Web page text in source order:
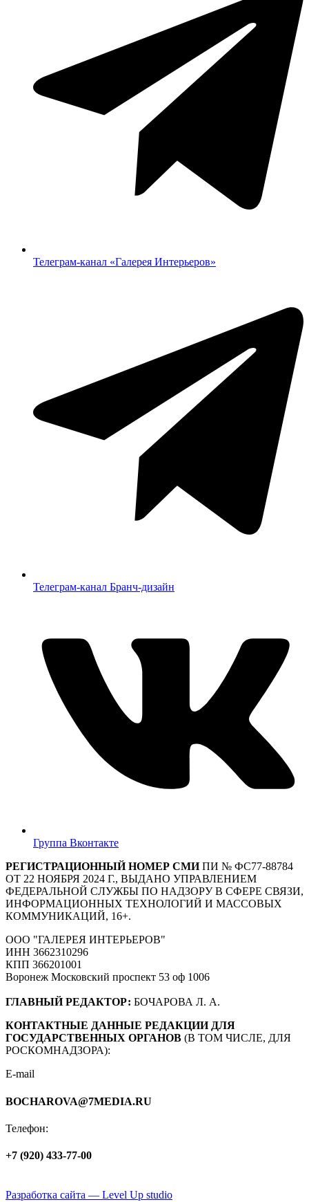
Телеграм-канал «‎Галерея Интерьеров»‎
Телеграм-канал Бранч-дизайн
Группа Вконтакте
РЕГИСТРАЦИОННЫЙ НОМЕР СМИПИ № ФС77-88784
ОТ 22 НОЯБРЯ 2024 Г., ВЫДАНО УПРАВЛЕНИЕМ
ФЕДЕРАЛЬНОЙ СЛУЖБЫ ПО НАДЗОРУ В СФЕРЕ СВЯЗИ,
ИНФОРМАЦИОННЫХ ТЕХНОЛОГИЙ И МАССОВЫХ
КОММУНИКАЦИЙ, 16+.
ООО "ГАЛЕРЕЯ ИНТЕРЬЕРОВ"
ИНН 3662310296
КПП 366201001
Воронеж Московский проспект 53 оф 1006
ГЛАВНЫЙ РЕДАКТОР: БОЧАРОВА Л. А.
КОНТАКТНЫЕ ДАННЫЕ РЕДАКЦИИ ДЛЯ
ГОСУДАРСТВЕННЫХ ОРГАНОВ (В ТОМ ЧИСЛЕ, ДЛЯ
РОСКОМНАДЗОРА):
E-mail
BOCHAROVA@7MEDIA.RU
Телефон:
+7 (920) 433-77-00
Разработка сайта — Level Up studio